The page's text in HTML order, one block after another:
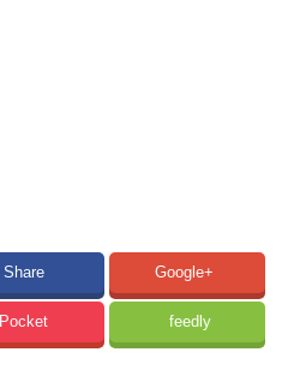
Share Google+
Pocket feedly